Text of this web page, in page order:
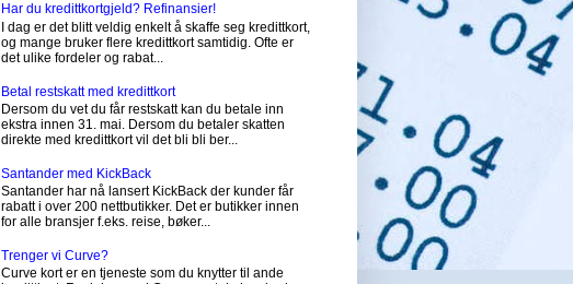
Har du kredittkortgjeld? Refinansier!
I dag er det blitt veldig enkelt å skaffe seg kredittkort,
og mange bruker flere kredittkort samtidig. Ofte er
det ulike fordeler og rabat...
Betal restskatt med kredittkort
Dersom du vet du får restskatt kan du betale inn
ekstra innen 31. mai. Dersom du betaler skatten
direkte med kredittkort vil det bli bli ber...
Santander med KickBack
Santander har nå lansert KickBack der kunder får
rabatt i over 200 nettbutikker. Det er butikker innen
for alle bransjer f.eks. reise, bøker...
Trenger vi Curve?
Curve kort er en tjeneste som du knytter til ande